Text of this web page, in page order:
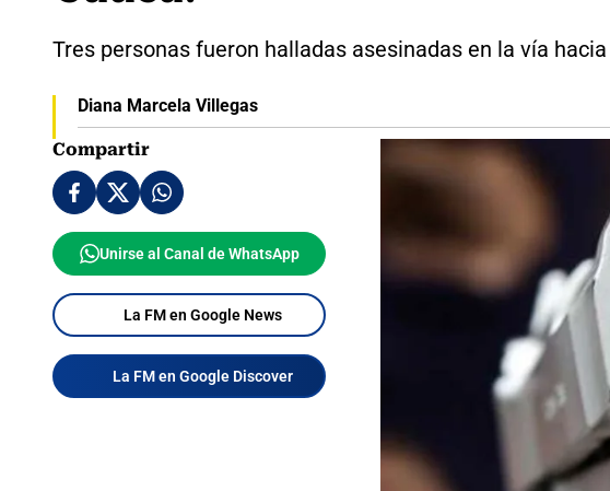
Tres personas fueron halladas asesinadas en la vía
Diana Marcela Villegas
Compartir
Unirse al Canal de WhatsApp
La FM en Google News
La FM en Google Discover